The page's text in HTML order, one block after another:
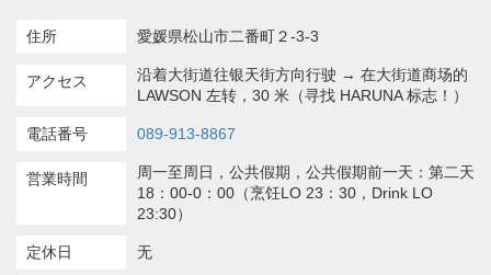
住所 愛媛県松山市二番町２-3-3
アクセス
沿着大街道往银天街方向行驶 → 在大街道商场的
LAWSON 左转，30 米（寻找 HARUNA 标志！）
電話番号 089-913-8867
営業時間
周一至周日，公共假期，公共假期前一天：第二天
18：00-0：00（烹饪LO 23：30，Drink LO
23:30）
定休日 无